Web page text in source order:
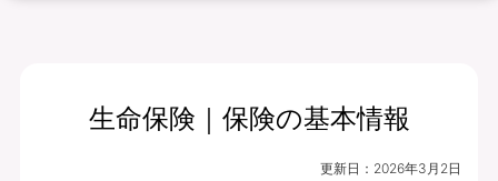
生命保険｜保険の基本情報
更新日： 2026年3月2日